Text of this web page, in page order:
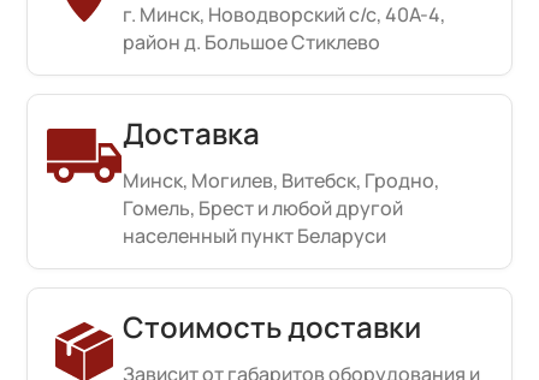
г. Минск, Новодворский с/с, 40А-4,
район д. Большое Стиклево
Доставка
Минск, Могилев, Витебск, Гродно,
Гомель, Брест и любой другой
населенный пункт Беларуси
Стоимость доставки
Зависит от габаритов оборудования и